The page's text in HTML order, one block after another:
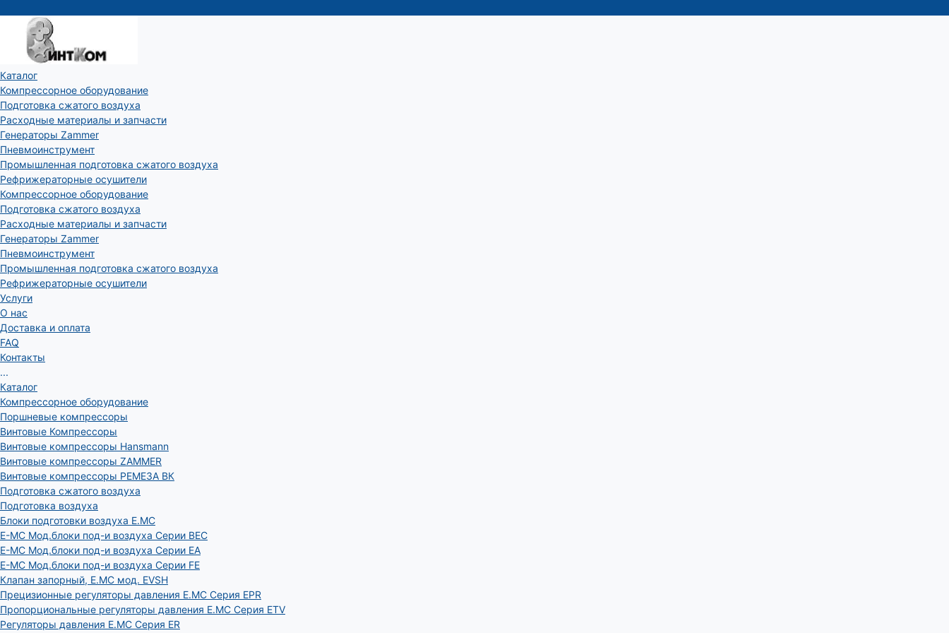
Каталог
Компрессорное оборудование
Подготовка сжатого воздуха
Расходные материалы и запчасти
Генераторы Zammer
Пневмоинструмент
Промышленная подготовка сжатого воздуха
Рефрижераторные осушители
Компрессорное оборудование
Подготовка сжатого воздуха
Расходные материалы и запчасти
Генераторы Zammer
Пневмоинструмент
Промышленная подготовка сжатого воздуха
Рефрижераторные осушители
Услуги
О нас
Доставка и оплата
FAQ
Контакты
...
Каталог
Компрессорное оборудование
Поршневые компрессоры
Винтовые Компрессоры
Винтовые компрессоры Hansmann
Винтовые компрессоры ZAMMER
Винтовые компрессоры РЕМЕЗА ВК
Подготовка сжатого воздуха
Подготовка воздуха
Блоки подготовки воздуха E.MC
E-MC Мод.блоки под-и воздуха Серии BEC
E-MC Мод.блоки под-и воздуха Серии EA
E-MC Мод.блоки под-и воздуха Серии FE
Клапан запорный, E.MC мод. EVSH
Прецизионные регуляторы давления E.MC Серия EPR
Пропорциональные регуляторы давления E.MC Серия ETV
Регуляторы давления E.MC Серия ER